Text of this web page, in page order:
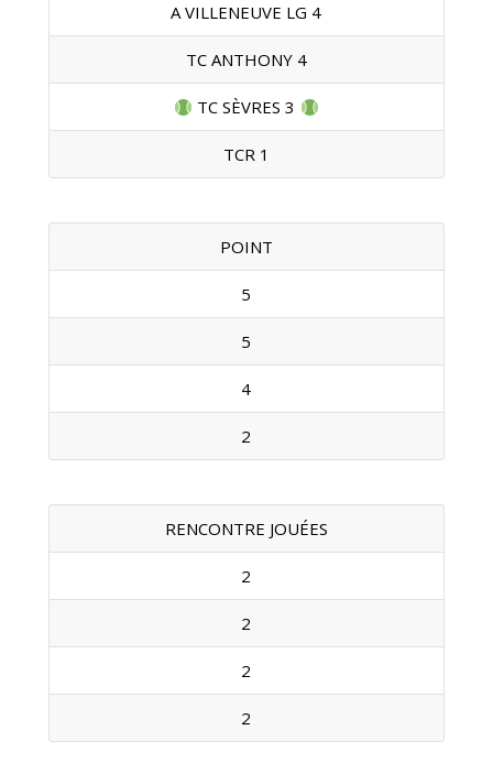
A VILLENEUVE LG 4
TC ANTHONY 4
TC SÈVRES 3
TCR 1
POINT
5
5
4
2
RENCONTRE JOUÉES
2
2
2
2